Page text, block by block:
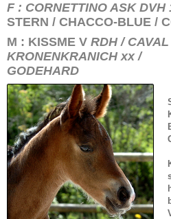
F : CORNETTINO ASKDVH
STERN / CHACCO-BLUE /
M : KISSME V RDH /
KRONENKRANICH xx /
GODEHARD